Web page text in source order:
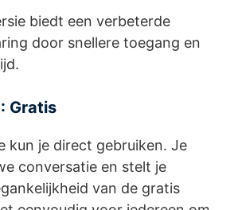
biedt een verbeterde
door snellere toegang en
Gratis
kun je direct gebruiken. Je
conversatie en stelt je
van de gratis